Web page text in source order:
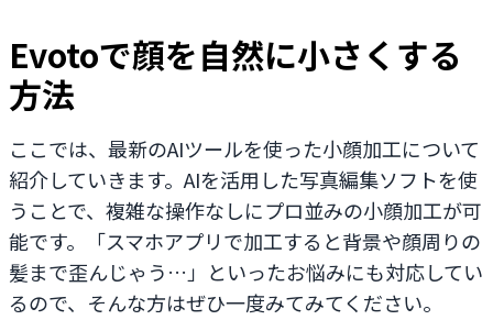
Evotoで顔を自然に小さくする
方法
ここでは、最新のAIツールを使った小顔加工について
紹介していきます。AIを活用した写真編集ソフトを使
うことで、複雑な操作なしにプロ並みの小顔加工が可
能です。「スマホアプリで加工すると背景や顔周りの
髪まで歪んじゃう…」といったお悩みにも対応してい
るので、そんな方はぜひ一度みてみてください。